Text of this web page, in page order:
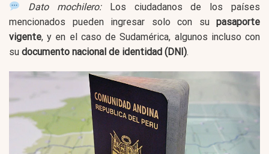
Dato mochilero:Los ciudadanos de los países
mencionados pueden ingresar solo con su pasaporte
vigente, y en el caso de Sudamérica, algunos incluso con
su documento nacional de identidad (DNI).